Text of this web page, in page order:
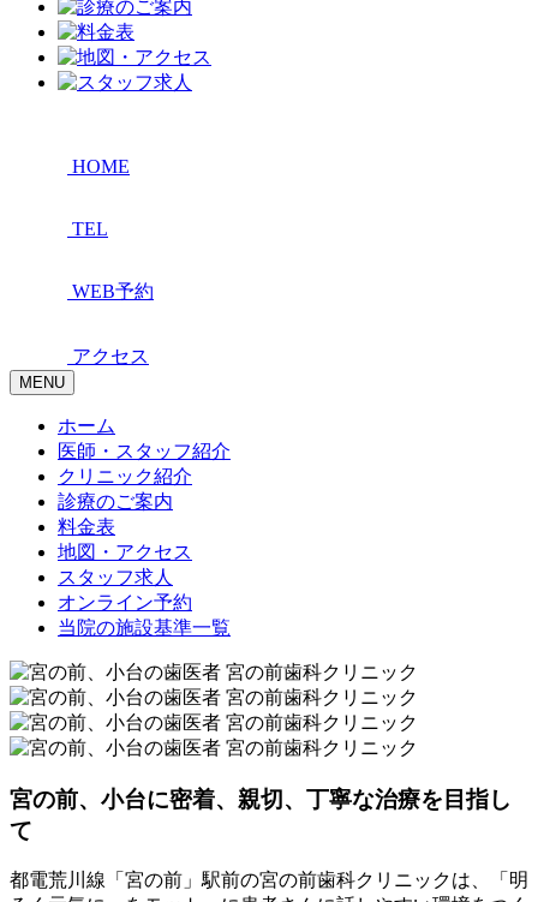
HOME
TEL
WEB予約
アクセス
MENU
ホーム
医師・スタッフ紹介
クリニック紹介
診療のご案内
料金表
地図・アクセス
スタッフ求人
オンライン予約
当院の施設基準一覧
宮の前、小台に密着、親切、丁寧な治療を目指し
て
都電荒川線「宮の前」駅前の宮の前歯科クリニックは、「明